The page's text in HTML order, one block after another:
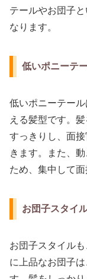
テールやお団子
なります。
低いポニーテ
低いポニーテー
える髪型です。
すっきりし、面
きます。また、
ため、集中して面
お団子スタイ
お団子スタイル
に上品なお団子